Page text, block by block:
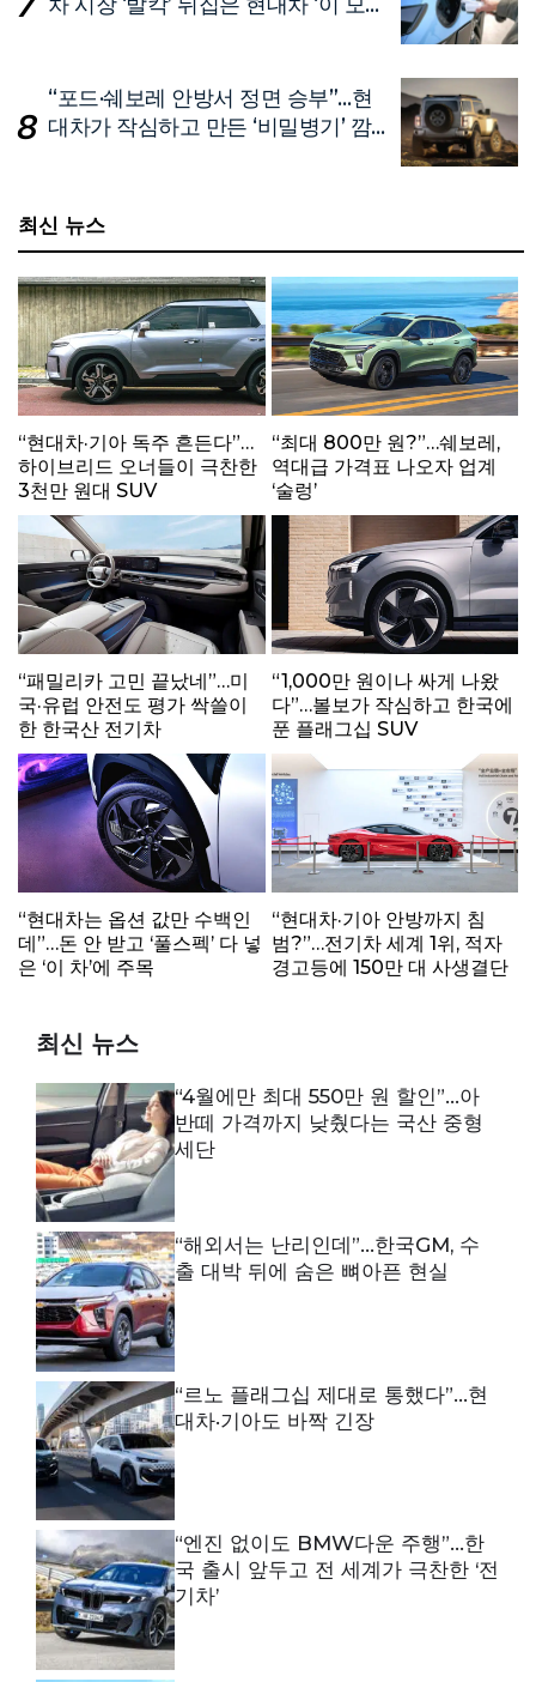
“포드·쉐보레 안방서 정면 승부”…현
대차가 작심하고 만든 ‘비밀병기’ 깜
최신 뉴스
“현대차·기아 독주 흔든다”…
하이브리드 오너들이 극찬한
3천만 원대 SUV
“최대 800만 원?”…쉐보레,
역대급 가격표 나오자 업계
‘술렁’
“패밀리카 고민 끝났네”…미
국·유럽 안전도 평가 싹쓸이
한 한국산 전기차
“1,000만 원이나 싸게 나왔
다”…볼보가 작심하고 한국에
푼 플래그십 SUV
“현대차는 옵션 값만 수백인
데”…돈 안 받고 ‘풀스펙’ 다 넣
은 ‘이 차’에 주목
“현대차·기아 안방까지 침
범?”…전기차 세계 1위, 적자
경고등에 150만 대 사생결단
최신 뉴스
“4월에만 최대 550만 원 할인”…아
반떼 가격까지 낮췄다는 국산 중형
세단
“해외서는 난리인데”…한국GM, 수
출 대박 뒤에 숨은 뼈아픈 현실
“르노 플래그십 제대로 통했다”…현
대차·기아도 바짝 긴장
“엔진 없이도 BMW다운 주행”…한
국 출시 앞두고 전 세계가 극찬한 ‘전
기차’